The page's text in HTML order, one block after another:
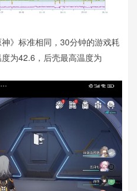
》标准相同，30分钟的游戏耗
为42.6，后壳最高温度为